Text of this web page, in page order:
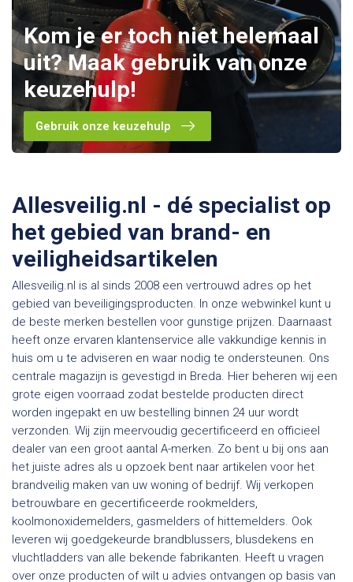
Kom je er toch niet helemaal
uit? Maak gebruik van onze
keuzehulp!
Gebruik onze keuzehulp
Allesveilig.nl - dé specialist op
het gebied van brand- en
veiligheidsartikelen
Allesveilig.nl is al sinds 2008 een vertrouwd adres op het
gebied van beveiligingsproducten. In onze webwinkel kunt u
de beste merken bestellen voor gunstige prijzen. Daarnaast
heeft onze ervaren klantenservice alle vakkundige kennis in
huis om u te adviseren en waar nodig te ondersteunen. Ons
centrale magazijn is gevestigd in Breda. Hier beheren wij een
grote eigen voorraad zodat bestelde producten direct
worden ingepakt en uw bestelling binnen 24 uur wordt
verzonden. Wij zijn meervoudig gecertificeerd en officieel
dealer van een groot aantal A-merken. Zo bent u bij ons aan
het juiste adres als u opzoek bent naar artikelen voor het
brandveilig maken van uw woning of bedrijf. Wij verkopen
betrouwbare en gecertificeerde rookmelders,
koolmonoxidemelders, gasmelders of hittemelders. Ook
leveren wij goedgekeurde brandblussers, blusdekens en
vluchtladders van alle bekende fabrikanten. Heeft u vragen
over onze producten of wilt u advies ontvangen op basis van